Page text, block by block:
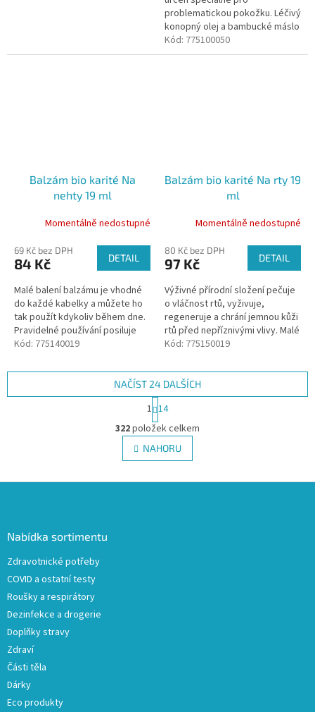
problematickou pokožku. Léčivý
konopný olej a bambucké máslo
mají antibakteriální,
protizánětlivé a regenerační
Kód: 775100050
Balzám bio karité Na
nehty 19 ml
Momentálně nedostupné
69 Kč bez DPH
84 Kč DETAIL
Malé balení balzámu je vhodné
do každé kabelky a můžete ho
tak použít kdykoliv během dne.
Pravidelné používání posiluje
nehty, předchází vzniku
Kód: 775140019
Balzám bio karité Na rty 19
ml
Momentálně nedostupné
80 Kč bez DPH
97 Kč DETAIL
Výživné přírodní složení pečuje
o vláčnost rtů, vyživuje,
regeneruje a chrání jemnou kůži
rtů před nepříznivými vlivy. Malé
balení se perfektně vejde do
Kód: 775150019
O
v
l
á
NAČÍST 24 DALŠÍCH
S
t
r
á
n
k
v
1 14
322položek celkem
NAHORU
Nabídka sortimentu
Zdravotnické potřeby
COVID a ostatní testy
Roušky a respirátory
Dezinfekce a drogerie
Doplňky stravy
Zdraví
Části těla
Dárky
Eco produkty